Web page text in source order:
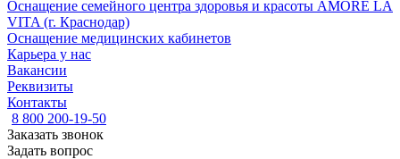
Оснащение семейного центра здоровья и красоты AMORE LA
VITA (г. Краснодар)
Оснащение медицинских кабинетов
Карьера у нас
Вакансии
Реквизиты
Контакты
8 800 200-19-50
Заказать звонок
Задать вопрос